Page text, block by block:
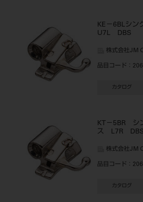
KE－6BLシ
U7L DBS
株式会社JM
品目コード ：
カタログ
KT－5BR シ
ス L7R DBS
株式会社JM
品目コード ：
カタログ